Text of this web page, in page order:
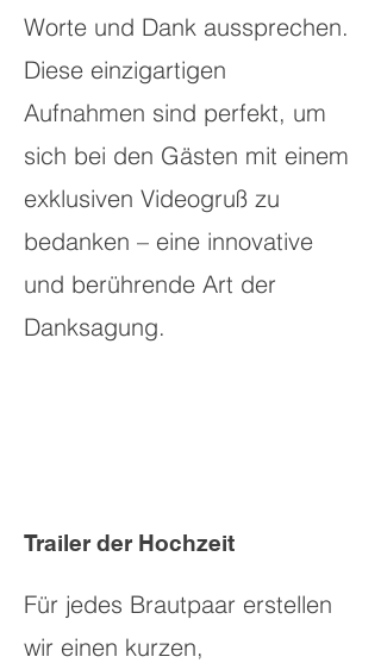
Worte und Dank aussprechen.
Diese einzigartigen
Aufnahmen sind perfekt, um
sich bei den Gästen mit einem
exklusiven Videogruß zu
bedanken – eine innovative
und berührende Art der
Danksagung.
Trailer der Hochzeit
Für jedes Brautpaar erstellen
wir einen kurzen,